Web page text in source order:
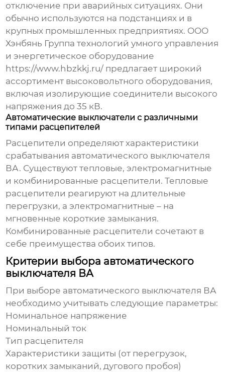
отключение при аварийных ситуациях. Они
обычно используются на подстанциях и в
крупных промышленных предприятиях. ООО
Хэнбянь Группа технологий умного управления
и энергетическое оборудование
https://www.hbzkkj.ru/ предлагает широкий
ассортимент высоковольтного оборудования,
включая изолирующие соединители высокого
напряжения до 35 кВ.
Автоматические выключатели с различными
типами расцепителей
Расцепители определяют характеристики
срабатывания автоматического выключателя
ВА. Существуют тепловые, электромагнитные
и комбинированные расцепители. Тепловые
расцепители реагируют на длительные
перегрузки, а электромагнитные – на
мгновенные короткие замыкания.
Комбинированные расцепители сочетают в
себе преимущества обоих типов.
Критерии выбора автоматического
выключателя ВА
При выборе автоматического выключателя ВА
необходимо учитывать следующие параметры:
Номинальное напряжение
Номинальный ток
Тип расцепителя
Характеристики защиты (от перегрузок,
коротких замыканий, дугового пробоя)